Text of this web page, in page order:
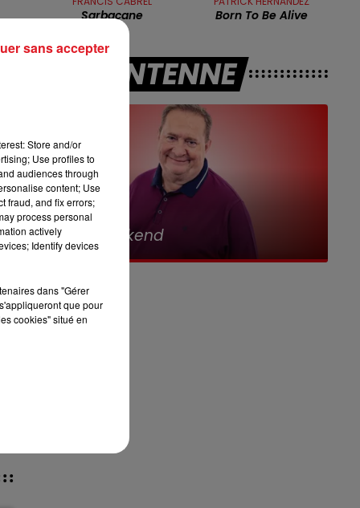
7h00 - 10h00
RDL WEEK-END
Sarbacane Born To Be Alive
A L'ANTENNE
10h00 - 12h00
RDL Weekend
Store and/or
Use profiles to
audiences through
content; Use
fraud, and fix errors;
process personal
actively
Identify devices
dans "Gérer
que pour
cookies" situé en
sans accepter